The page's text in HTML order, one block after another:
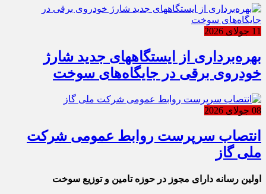
11 جولای 2026
بهره‌برداری از ایستگاههای جدید شارژ
خودروی برقی در جایگاه‌های سوخت
08 جولای 2026
انتصاب سرپرست روابط عمومی شرکت
ملی گاز
اولین رسانه دارای مجوز در حوزه تامین و توزیع سوخت